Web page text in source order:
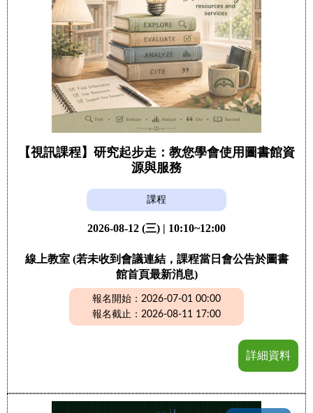
【視訊課程】研究起步走：教您學會使用圖書館資
源與服務
課程
2026-08-12 (三) | 10:10~12:00
線上教室 (若未收到會議連結，課程當日會公告於圖書
館首頁最新消息)
報名開始：2026-07-01 00:00
報名截止：2026-08-11 17:00
詳細資料